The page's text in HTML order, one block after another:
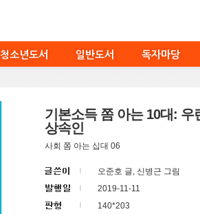
청소년도서 일반도서 독자마당
기본소득 쫌 아는 10대: 우
상속인
사회 쫌 아는 십대 06
오준호 글, 신병근 그림
2019-11-11
140*203